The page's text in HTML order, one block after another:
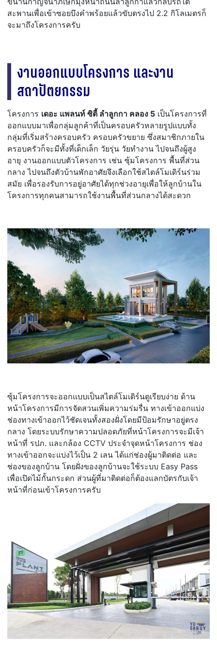
สะพานเพื่อเข้าซอยบึงคำพร้อยแล้วขับตรงไป 2.2 กิโลเมตรก็
จะมาถึงโครงการครับ
งานออกแบบโครงการ และงาน
สถาปัตยกรรม
โครงการ เดอะ แพลนท์ ซิตี้ ลำลูกกา คลอง 5 เป็นโครงการที่
ออกแบบมาเพื่อกลุ่มลูกค้าที่เป็นครอบครัวหลายรูปแบบทั้ง
กลุ่มที่เริ่มสร้างครอบครัว ครอบครัวขยาย ซึ่งสมาชิกภายใน
ครอบครัวก็จะมีทั้งที่เด็กเล็ก วัยรุ่น วัยทำงาน ไปจนถึงผู้สูง
อายุ งานออกแบบตัวโครงการ เช่น ซุ้มโครงการ พื้นที่ส่วน
กลาง ไปจนถึงตัวบ้านพักอาศัยจึงเลือกใช้สไตล์โมเดิร์นร่วม
สมัย เพื่อรองรับการอยู่อาศัยได้ทุกช่วงอายุเพื่อให้ลูกบ้านใน
โครงการทุกคนสามารถใช้งานพื้นที่ส่วนกลางได้สะดวก
ซุ้มโครงการจะออกแบบเป็นสไตล์โมเดิร์นดูเรียบง่าย ด้าน
หน้าโครงการมีการจัดสวนเพิ่มความร่มรื่น ทางเข้าออกแบ่ง
ช่องทางเข้าออกไว้ชัดเจนทั้งสองฝั่งโดยมีป้อมรักษาอยู่ตรง
กลาง โดยระบบรักษาความปลอดภัยที่หน้าโครงการจะมีเจ้า
หน้าที่ รปภ. และกล้อง CCTV ประจำจุดหน้าโครงการ ช่อง
ทางเข้าออกจะแบ่งไว้เป็น 2 เลน ได้แก่ช่องผู้มาติดต่อ และ
ช่องของลูกบ้าน โดยฝั่งของลูกบ้านจะใช้ระบบ Easy Pass
เพื่อเปิดไม้กั้นกระดก ส่วนผู้ที่มาติดต่อก็ต้องแลกบัตรกับเจ้า
หน้าที่ก่อนเข้าโครงการครับ